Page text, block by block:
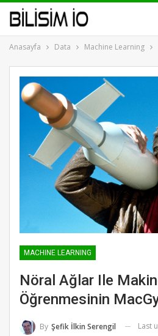
Anasayfa Data Machine Learning
MACHINE LEARNING
Nöral Ağlar Ile
Öğrenmesinin
By Şefik İlkin Serengil Last